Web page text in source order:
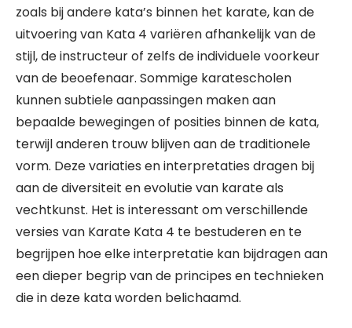
zoals bij andere kata’s binnen het karate, kan de
uitvoering van Kata 4 variëren afhankelijk van de
stijl, de instructeur of zelfs de individuele voorkeur
van de beoefenaar. Sommige karatescholen
kunnen subtiele aanpassingen maken aan
bepaalde bewegingen of posities binnen de kata,
terwijl anderen trouw blijven aan de traditionele
vorm. Deze variaties en interpretaties dragen bij
aan de diversiteit en evolutie van karate als
vechtkunst. Het is interessant om verschillende
versies van Karate Kata 4 te bestuderen en te
begrijpen hoe elke interpretatie kan bijdragen aan
een dieper begrip van de principes en technieken
die in deze kata worden belichaamd.